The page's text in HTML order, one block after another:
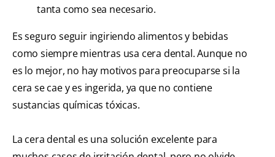
tanta como sea necesario.
Es seguro seguir ingiriendo alimentos y bebidas
como siempre mientras usa cera dental. Aunque no
es lo mejor, no hay motivos para preocuparse si la
cera se cae y es ingerida, ya que no contiene
sustancias químicas tóxicas.
La cera dental es una solución excelente para